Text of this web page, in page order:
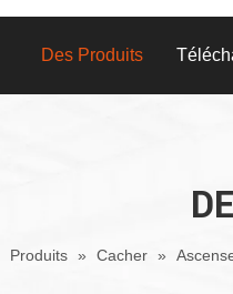
Des Produits
Produits » Cacher »